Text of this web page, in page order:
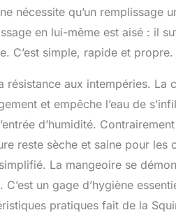
nécessite qu’un remplissage
en lui-même est aisé : il
C’est simple, rapide et propre.
résistance aux intempéries.
et empêche l’eau de
d’humidité.
reste sèche et saine pour
La mangeoire se
un gage d’hygiène
pratiques fait de la